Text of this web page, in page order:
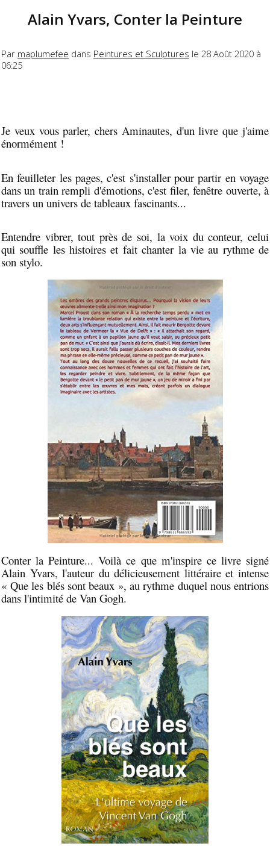
Alain Yvars, Conter la Peinture
Par maplumefee dans Peintures et Sculptures le 28 Août 2020 à
06:25
Je veux vous parler, chers Aminautes, d'un livre que j'aime
énormément !
En feuilleter les pages, c'est s'installer pour partir en voyage
dans un train rempli d'émotions, c'est filer, fenêtre ouverte, à
travers un univers de tableaux fascinants...
Entendre vibrer, tout près de soi, la voix du conteur, celui
qui souffle les histoires et fait chanter la vie au rythme de
son stylo.
Conter la Peinture... Voilà ce que m'inspire ce livre signé
Alain Yvars, l'auteur du délicieusement littéraire et intense
« Que les blés sont beaux », au rythme duquel nous entrions
dans l'intimité de Van Gogh.